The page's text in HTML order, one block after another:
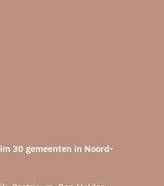
30 gemeenten in Noord-